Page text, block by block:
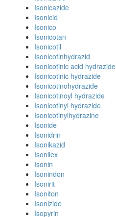
Isonicazide
Isonicid
Isonico
Isonicotan
Isonicotil
Isonicotinhydrazid
Isonicotinic acid hydrazide
Isonicotinic hydrazide
Isonicotinohydrazide
Isonicotinoyl hydrazide
Isonicotinyl hydrazide
Isonicotinylhydrazine
Isonide
Isonidrin
Isonikazid
Isonilex
Isonin
Isonindon
Isonirit
Isoniton
Isonizide
Isopyrin